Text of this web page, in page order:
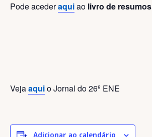
Pode acederaquiao livro de resumos
Vejaaquio Jornal do 26º ENE
Adicionar ao calendário